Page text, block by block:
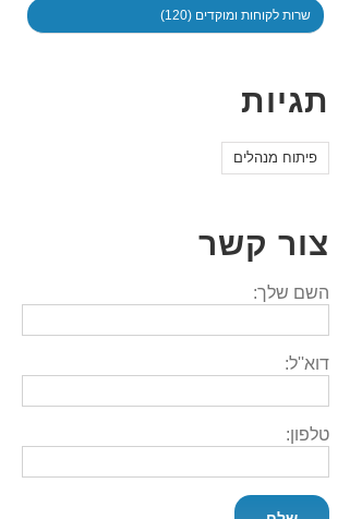
שרות לקוחות ומוקדים (120)
תגיות
פיתוח מנהלים
צור קשר
השם שלך:
דוא''ל:
טלפון: